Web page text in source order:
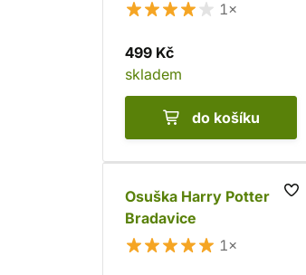
1×
499 Kč
skladem
do košíku
Osuška Harry Potter -
Bradavice
1×